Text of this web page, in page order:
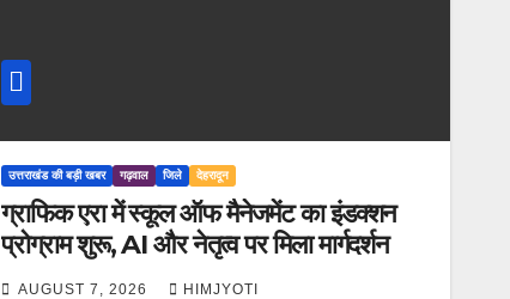
उत्तराखंड की बड़ी खबर गढ़वाल जिले देहरादून
ग्राफिक एरा में स्कूल ऑफ मैनेजमेंट का इंडक्शन
प्रोग्राम शुरू, AI और नेतृत्व पर मिला मार्गदर्शन
AUGUST 7, 2026 HIMJYOTI